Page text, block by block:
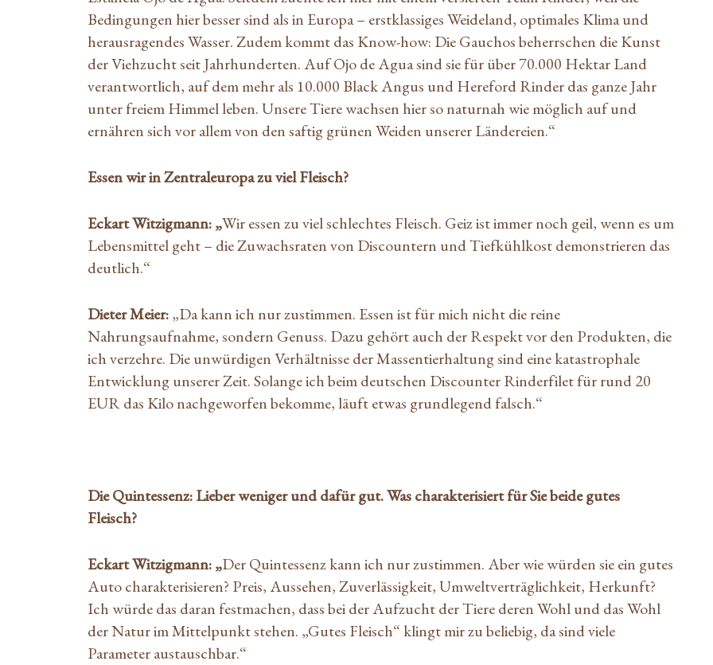
Bedingungen hier besser sind als in Europa – erstklassiges Weideland, optimales Klima und
herausragendes Wasser. Zudem kommt das Know-how: Die Gauchos beherrschen die Kunst
der Viehzucht seit Jahrhunderten. Auf Ojo de Agua sind sie für über 70.000 Hektar Land
verantwortlich, auf dem mehr als 10.000 Black Angus und Hereford Rinder das ganze Jahr
unter freiem Himmel leben. Unsere Tiere wachsen hier so naturnah wie möglich auf und
ernähren sich vor allem von den saftig grünen Weiden unserer Ländereien.“
Essen wir in Zentraleuropa zu viel Fleisch?
Eckart Witzigmann: „Wir essen zu viel schlechtes Fleisch. Geiz ist immer noch geil, wenn es um
Lebensmittel geht – die Zuwachsraten von Discountern und Tiefkühlkost demonstrieren das
deutlich.“
Dieter Meier:„Da kann ich nur zustimmen. Essen ist für mich nicht die reine
Nahrungsaufnahme, sondern Genuss. Dazu gehört auch der Respekt vor den Produkten, die
ich verzehre. Die unwürdigen Verhältnisse der Massentierhaltung sind eine katastrophale
Entwicklung unserer Zeit. Solange ich beim deutschen Discounter Rinderfilet für rund 20
EUR das Kilo nachgeworfen bekomme, läuft etwas grundlegend falsch.“
Die Quintessenz: Lieber weniger und dafür gut. Was charakterisiert für Sie beide gutes
Fleisch?
Eckart Witzigmann: „Der Quintessenz kann ich nur zustimmen. Aber wie würden sie ein gutes
Auto charakterisieren? Preis, Aussehen, Zuverlässigkeit, Umweltverträglichkeit, Herkunft?
Ich würde das daran festmachen, dass bei der Aufzucht der Tiere deren Wohl und das Wohl
der Natur im Mittelpunkt stehen. „Gutes Fleisch“ klingt mir zu beliebig, da sind viele
Parameter austauschbar.“